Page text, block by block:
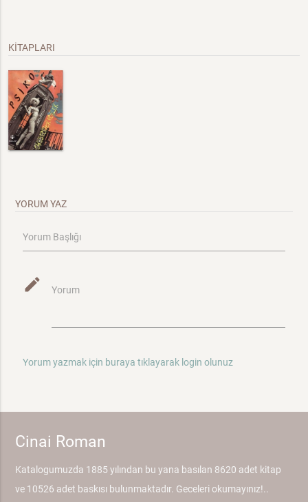
KİTAPLARI
YORUM YAZ
Yorum Başlığı
mode_edit Yorum
Yorum yazmak için buraya tıklayarak login olunuz
Cinai Roman
Katalogumuzda 1885 yılından bu yana basılan 8620 adet kitap
ve 10526 adet baskısı bulunmaktadır. Geceleri okumayınız!..